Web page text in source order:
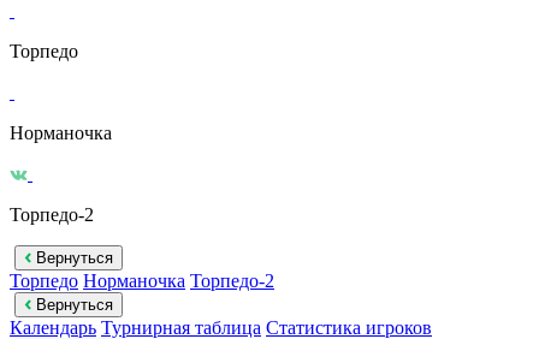
Торпедо
Норманочка
Торпедо-2
Вернуться
Торпедо Норманочка Торпедо-2
Вернуться
Календарь Турнирная таблица Статистика игроков